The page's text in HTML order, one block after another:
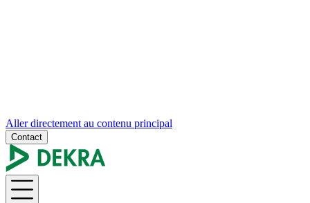
Aller directement au contenu principal
Contact